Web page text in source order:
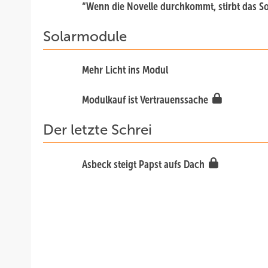
“Wenn die Novelle durchkommt, stirbt das
Solarmodule
Mehr Licht ins Modul
Modulkauf ist Vertrauenssache
Der letzte Schrei
Asbeck steigt Papst aufs Dach